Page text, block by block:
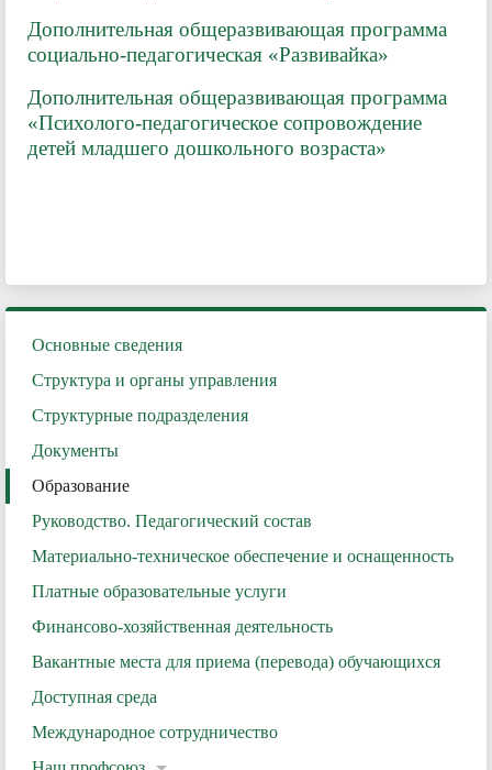
Дополнительная общеразвивающая программа
социально-педагогическая «Развивайка»
Дополнительная общеразвивающая программа
«Психолого-педагогическое сопровождение
детей младшего дошкольного возраста»
Основные сведения
Структура и органы управления
Структурные подразделения
Документы
Образование
Руководство. Педагогический состав
Материально-техническое обеспечение и оснащенность
Платные образовательные услуги
Финансово-хозяйственная деятельность
Вакантные места для приема (перевода) обучающихся
Доступная среда
Международное сотрудничество